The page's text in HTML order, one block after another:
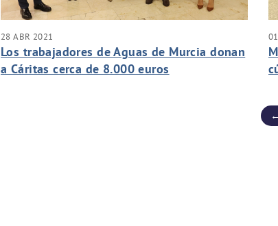
28 ABR 2021
Los trabajadores de Aguas de Murcia donan
a Cáritas cerca de 8.000 euros